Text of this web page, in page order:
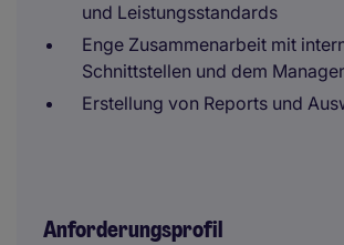
und Leistungsstandards
Enge Zusammenarbeit mit
Schnittstellen und dem
Erstellung von Reports und
Anforderungsprofil